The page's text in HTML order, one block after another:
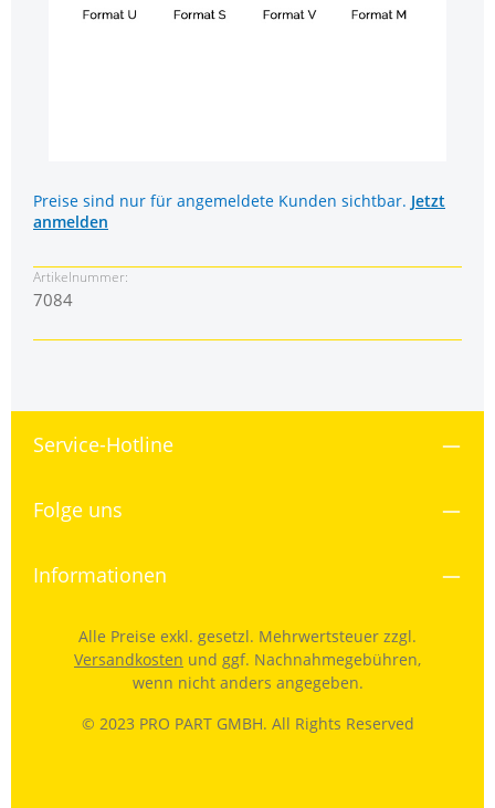
Preise sind nur für angemeldete Kunden sichtbar. Jetzt
anmelden
Artikelnummer:
7084
Service-Hotline
Folge uns
Informationen
© 2023 PRO PART GMBH. All Rights Reserved
Alle Preise exkl. gesetzl. Mehrwertsteuer zzgl.
Versandkosten und ggf. Nachnahmegebühren,
wenn nicht anders angegeben.